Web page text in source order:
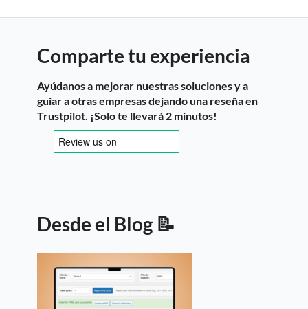
Comparte tu experiencia
Ayúdanos a mejorar nuestras soluciones y a
guiar a otras empresas dejando una reseña en
Trustpilot. ¡Solo te llevará 2 minutos!
Desde el Blog 📝